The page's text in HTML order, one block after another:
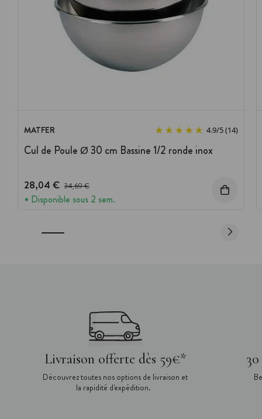
MATFER 4.9/5(14)
Cul de Poule Ø 30 cm Bassine 1/2 ronde inox
28,04 € Prix avant réduction :
34,69 €
Disponible sous 2 sem.
Livraison offerte dès 59€*
Découvrez toutes nos options de livraison et
la rapidité d'expédition.